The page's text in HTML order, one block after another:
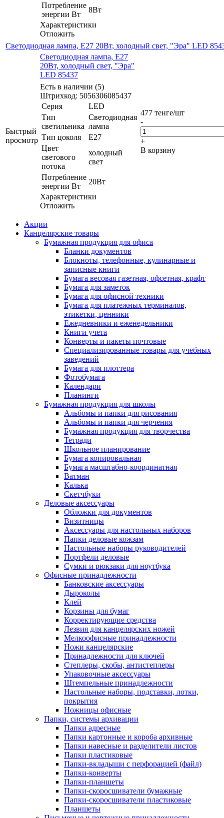
Потребление
энергии Вт
8Вт
Характеристики
Отложить
Светодиодная лампа, E27 20Вт, холодный свет, "Эра" LED
Быстрый
просмотр
Светодиодная лампа, E27
20Вт, холодный свет, "Эра"
LED 85437
Есть в наличии (5)
Штрихкод: 5056306085437
Серия
LED
Тип
светильника
Светодиодная
лампа
Тип цоколя
E27
Цвет
светового
потока
холодный
свет
Потребление
энергии Вт
20Вт
Характеристики
Отложить
477 тенге/шт
-
+
В корзину
Акции
Канцелярские товары
Бумажная продукция для офиса
Бланки документов
Блокноты, телефонные, кулинарные и
записные книги
Бумага весовая газетная, офсетная, крафт
Бумага для заметок
Бумага для офисной техники
Бумага для платежных терминалов,
этикетки, ценники
Ежедневники и еженедельники
Книги учета
Конверты и пакеты почтовые
Специализированные товары для учебных
заведений
Бумага для плоттера
Фотобумага
Календари
Планинги
Бумажная продукция для школы
Альбомы и папки для рисования
Альбомы и папки для черчения
Бумажная продукция для творчества
Тетради
Школьное планирование
Бумага копировальная
Бумага масштабно-координатная
Ватман
Калька
Скетчбуки
Деловые аксессуары
Обложки для документов
Визитницы
Аксессуары для настольных наборов
Папки деловые кожзам
Настольные наборы руководителей
Портфели деловые
Сумки и рюкзаки для ноутбука
Офисные принадлежности
Банковские аксессуары
Дыроколы
Клей
Корзины для бумаг
Корректирующие средства
Лезвия для канцелярских ножей
Мелкоофисные принадлежности
Ножи канцелярские
Принадлежности для ключей
Степлеры, скобы, антистеплеры
Упаковочные аксессуары
Штемпельные принадлежности
Настольные наборы, подставки, лотки,
покрытия
Ножницы офисные
Папки, системы архивации
Папки адресные
Папки картонные и короба архивные
Папки навесные и разделители листов
Папки пластиковые
Папки-вкладыши с перфорацией (файл)
Папки-конверты
Папки-планшеты
Папки-скоросшиватели бумажные
Папки-скоросшиватели пластиковые
Планшеты